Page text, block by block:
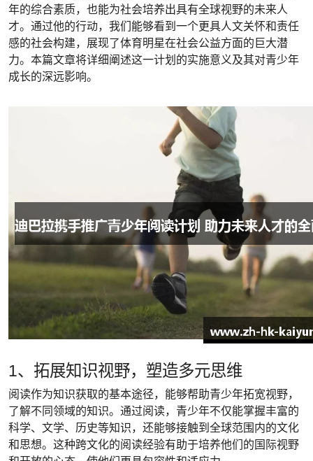
年的综合素质，也能为社会培养出具有全球视野的未来人
才。通过他的行动，我们能够看到一个更具人文关怀和责任
感的社会构建，展现了体育明星在社会公益方面的巨大潜
力。本篇文章将详细阐述这一计划的实施意义及其对青少年
成长的深远影响。
1、拓展知识视野，塑造多元思维
阅读作为知识获取的基本途径，能够帮助青少年拓宽视野，
了解不同领域的知识。通过阅读，青少年不仅能掌握丰富的
科学、文学、历史等知识，还能够接触到全球范围内的文化
和思想。这种跨文化的阅读经验有助于培养他们的国际视野